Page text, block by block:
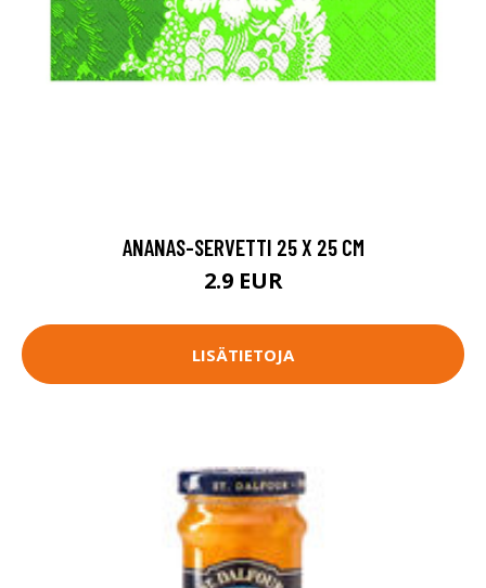
ANANAS-SERVETTI 25 X 25 CM
2.9 EUR
LISÄTIETOJA